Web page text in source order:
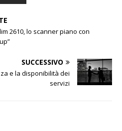
2610, lo scanner piano con
SUCCESSIVO
e la disponibilità dei
servizi